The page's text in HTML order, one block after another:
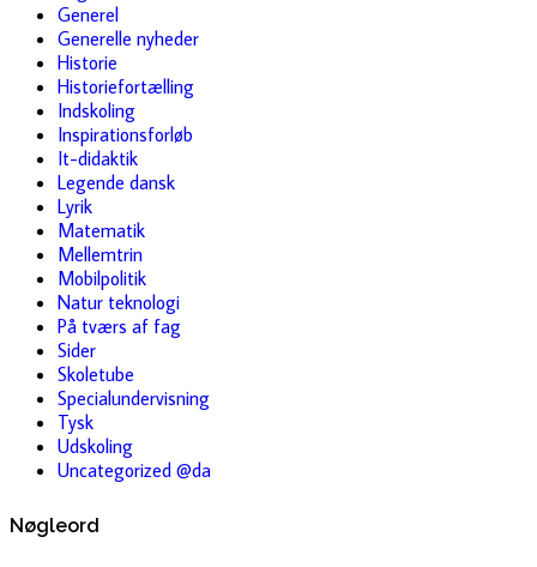
Generel
Generelle nyheder
Historie
Historiefortælling
Indskoling
Inspirationsforløb
It-didaktik
Legende dansk
Lyrik
Matematik
Mellemtrin
Mobilpolitik
Natur teknologi
På tværs af fag
Sider
Skoletube
Specialundervisning
Tysk
Udskoling
Uncategorized @da
Nøgleord